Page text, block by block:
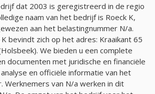
dat 2003 is geregistreerd in de regio
naam van het bedrijf is Roeck K,
aan het belastingnummer N/a.
bevindt zich op het adres: Kraaikant 65
We bieden u een complete
documenten met juridische en financiële
en officiële informatie van het
Werknemers van N/a werken in dit